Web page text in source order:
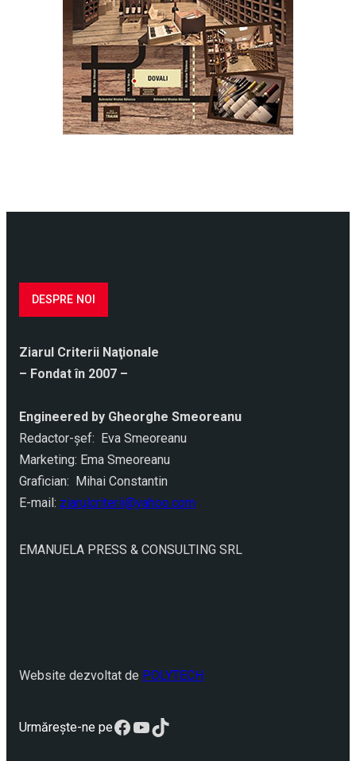
DESPRE NOI
Ziarul Criterii Naţionale
– Fondat în 2007 –
Engineered by Gheorghe Smeoreanu
Redactor-şef: Eva Smeoreanu
Marketing: Ema Smeoreanu
Grafician: Mihai Constantin
E-mail: ziarulcriterii@yahoo.com
EMANUELA PRESS & CONSULTING SRL
Website dezvoltat de POLYTECH
Urmărește-ne peFacebook
YouTube
TikTok